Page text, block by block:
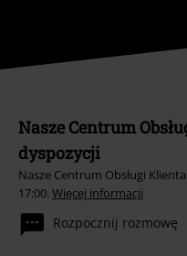
Nasze Centrum
dyspozycji
Nasze Centrum Obsługi
17:00. Więcej informacji
Rozpocznij rozmowę